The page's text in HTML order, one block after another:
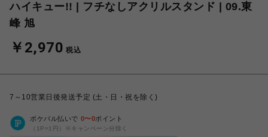
ハイキュー!! | フチなしアクリルスタンド | 09.東
峰 旭
￥2,970 税込
7～10営業日後発送予定 (土・日・祝を除く)
ポケパル払いで 0〜0ポイント
（1P=1円）※キャンペーン分除く